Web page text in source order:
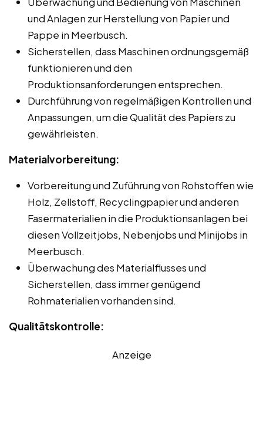
und Anlagen zur Herstellung von Papier und
Pappe in Meerbusch.
Sicherstellen, dass Maschinen ordnungsgemäß
funktionieren und den
Produktionsanforderungen entsprechen.
Durchführung von regelmäßigen Kontrollen und
Anpassungen, um die Qualität des Papiers zu
gewährleisten.
Materialvorbereitung:
Vorbereitung und Zuführung von Rohstoffen wie
Holz, Zellstoff, Recyclingpapier und anderen
Fasermaterialien in die Produktionsanlagen bei
diesen Vollzeitjobs, Nebenjobs und Minijobs in
Meerbusch.
Überwachung des Materialflusses und
Sicherstellen, dass immer genügend
Rohmaterialien vorhanden sind.
Qualitätskontrolle:
Anzeige